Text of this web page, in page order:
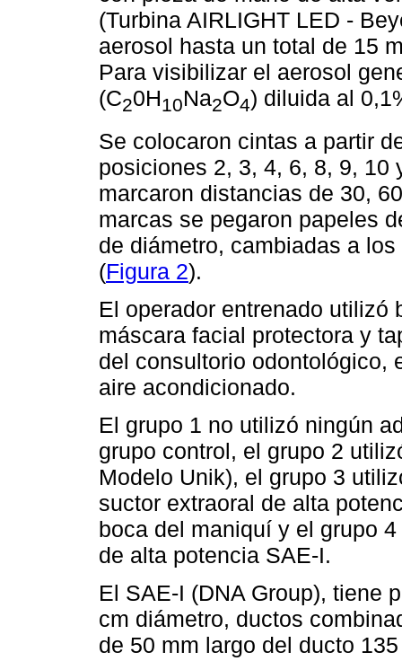
(Turbina AIRLIGHT LED -
aerosol hasta un total de 15
Para visibilizar el aerosol
(C20H10Na2O4) diluida al
Se colocaron cintas a partir
posiciones 2, 3, 4, 6, 8, 9, 10
marcaron distancias de 30,
marcas se pegaron papeles
de diámetro, cambiadas a
(Figura 2).
El operador entrenado utilizó
máscara facial protectora y
del consultorio odontológico,
aire acondicionado.
El grupo 1 no utilizó ningún
grupo control, el grupo 2
Modelo Unik), el grupo 3
suctor extraoral de alta
boca del maniquí y el grupo
de alta potencia SAE-I.
El SAE-I (DNA Group), tiene
cm diámetro, ductos
de 50 mm largo del ducto